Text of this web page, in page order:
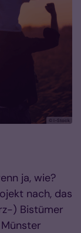
© I-Stock
ja, wie?
nach, das
) Bistümer